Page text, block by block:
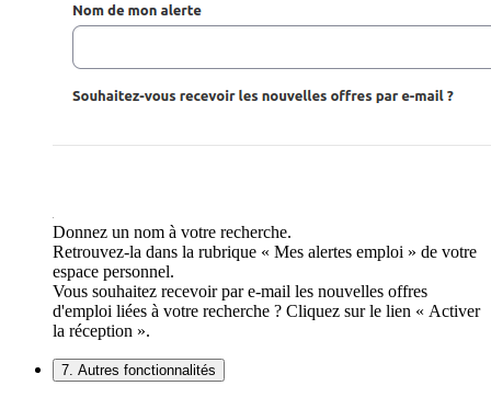
Donnez un nom à votre recherche.
Retrouvez-la dans la rubrique « Mes alertes emploi » de votre
espace personnel.
Vous souhaitez recevoir par e-mail les nouvelles offres
d'emploi liées à votre recherche ? Cliquez sur le lien « Activer
la réception ».
7. Autres fonctionnalités